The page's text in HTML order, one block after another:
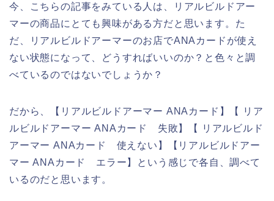
今、こちらの記事をみている人は、リアルビルドアー
マーの商品にとても興味がある方だと思います。た
だ、リアルビルドアーマーのお店でANAカードが使え
ない状態になって、どうすればいいのか？と色々と調
べているのではないでしょうか？
だから、【リアルビルドアーマー ANAカード】【 リア
ルビルドアーマー ANAカード 失敗】【 リアルビルド
アーマー ANAカード 使えない】【リアルビルドアー
マー ANAカード エラー】という感じで各自、調べて
いるのだと思います。